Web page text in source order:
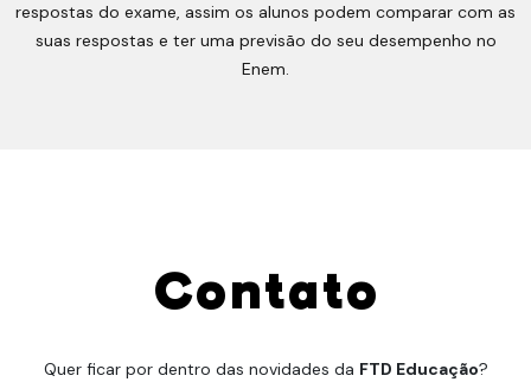
respostas do exame, assim os alunos podem comparar com as
suas respostas e ter uma previsão do seu desempenho no
Enem.
Contato
Quer ficar por dentro das novidades da FTD Educação?